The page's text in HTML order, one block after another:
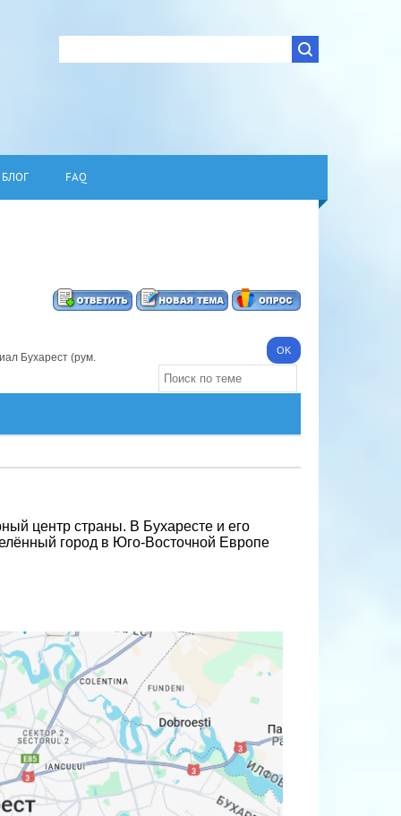
БЛОГ FAQ
Бухарест (рум.
центр страны. В Бухаресте и его
город в Юго-Восточной Европе